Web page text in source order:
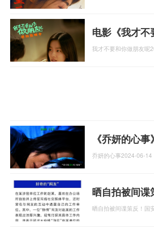
电影《我才
我才不要和你做朋友呢
《乔妍的心
乔妍的心事2024-06-14
晒自拍被间
晒自拍被间谍策反！国